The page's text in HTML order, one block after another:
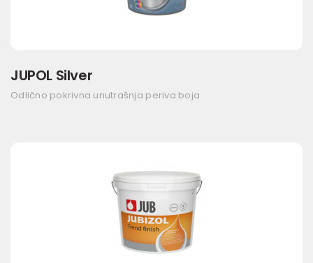
JUPOL Silver
Odlično pokrivna unutrašnja periva boja